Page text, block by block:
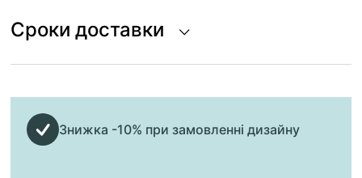
Сроки доставки
Знижка -10% при замовленні дизайну